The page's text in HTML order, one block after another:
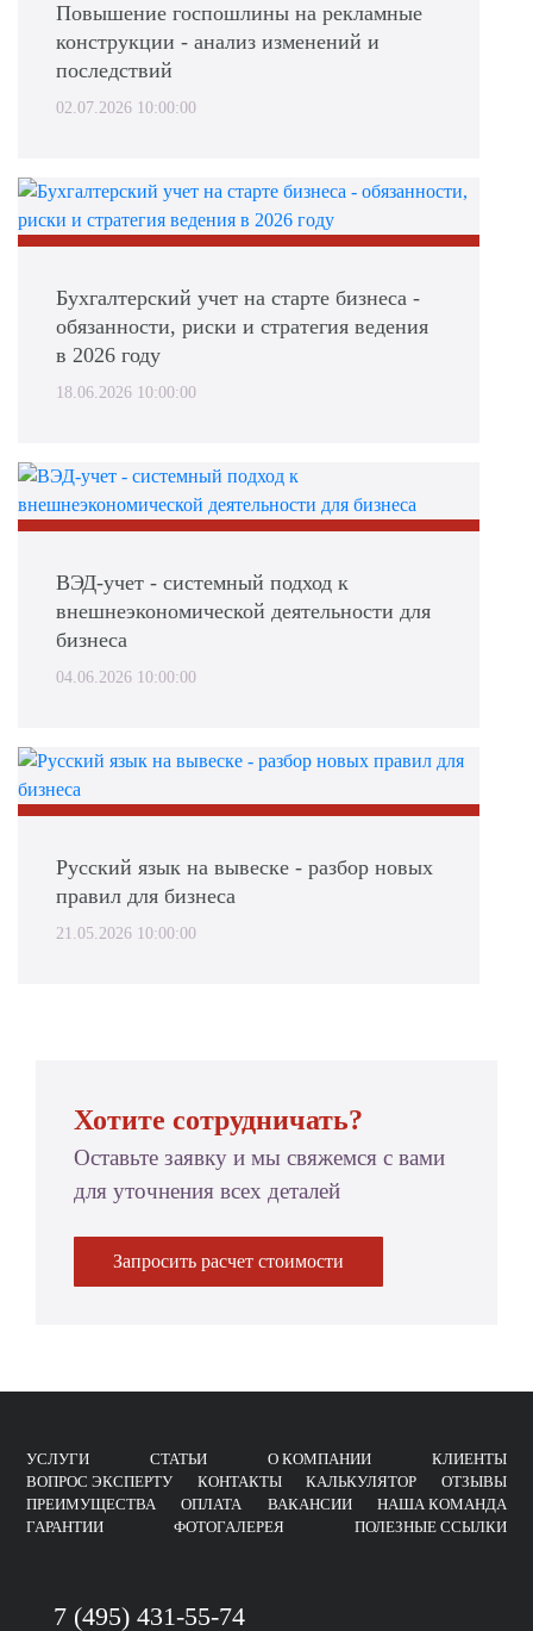
Повышение госпошлины на рекламные
конструкции - анализ изменений и
последствий
02.07.2026 10:00:00
Бухгалтерский учет на старте бизнеса -
обязанности, риски и стратегия ведения
в 2026 году
18.06.2026 10:00:00
ВЭД-учет - системный подход к
внешнеэкономической деятельности для
бизнеса
04.06.2026 10:00:00
Русский язык на вывеске - разбор новых
правил для бизнеса
21.05.2026 10:00:00
Хотите сотрудничать?
Оставьте заявку и мы свяжемся с вами
для уточнения всех деталей
Запросить расчет стоимости
УСЛУГИ СТАТЬИ О КОМПАНИИ
КЛИЕНТЫ
ВОПРОС ЭКСПЕРТУ
КОНТАКТЫ КАЛЬКУЛЯТОР
ОТЗЫВЫ
ПРЕИМУЩЕСТВА
ОПЛАТА ВАКАНСИИ
НАША КОМАНДА
ГАРАНТИИ
ФОТОГАЛЕРЕЯ ПОЛЕЗНЫЕ ССЫЛКИ
7 (495) 431-55-74